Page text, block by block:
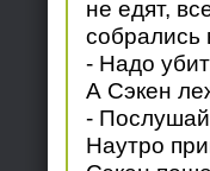
не едят,
собрались
- Надо
А Сэкен
-
Наутро